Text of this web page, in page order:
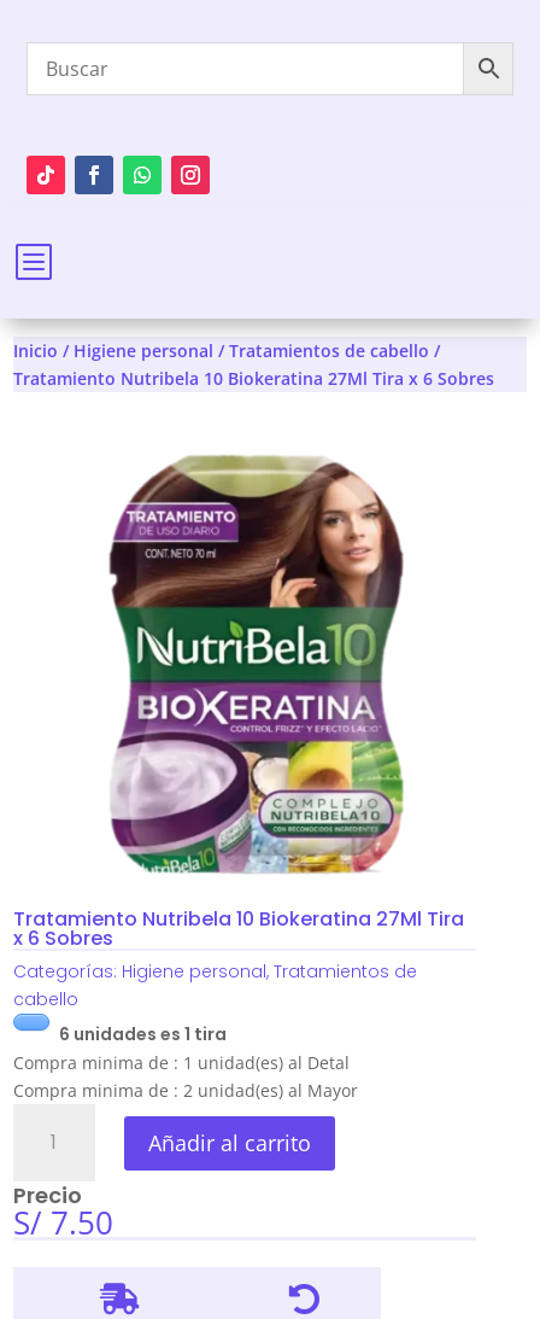
b
Inicio / Higiene personal /Tratamientos de cabello /
Tratamiento Nutribela 10 Biokeratina 27Ml Tira x 6 Sobres
Tratamiento Nutribela 10 Biokeratina 27Ml Tira
x 6 Sobres
Categorías: Higiene personal, Tratamientos de
cabello
6 unidades es 1 tira
Compra minima de : 1 unidad(es) al Detal
Compra minima de : 2 unidad(es) al Mayor
Tratamiento
Nutribela
Biokeratina
27Ml
Añadir al carrito
Precio
S/ 7.50
 